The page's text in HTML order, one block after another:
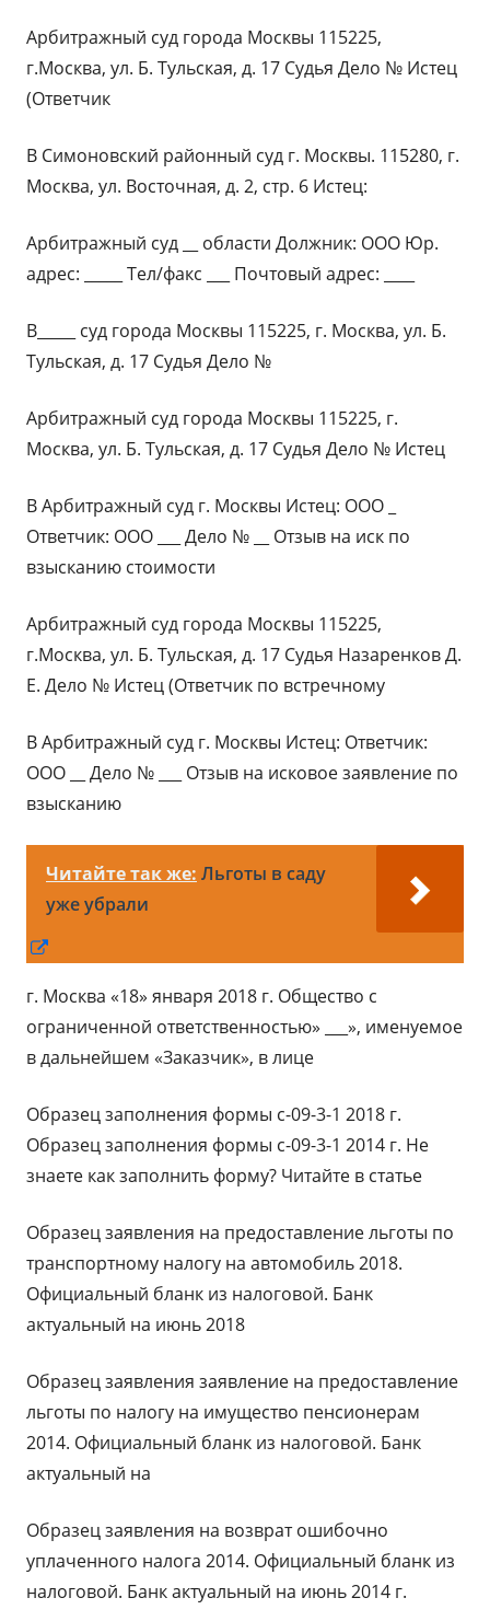
Арбитражный суд города Москвы 115225,
г.Москва, ул. Б. Тульская, д. 17 Судья Дело № Истец
(Ответчик
В Симоновский районный суд г. Москвы. 115280, г.
Москва, ул. Восточная, д. 2, стр. 6 Истец:
Арбитражный суд __ области Должник: ООО Юр.
адрес: _____ Тел/факс ___ Почтовый адрес: ____
В_____ суд города Москвы 115225, г. Москва, ул. Б.
Тульская, д. 17 Судья Дело №
Арбитражный суд города Москвы 115225, г.
Москва, ул. Б. Тульская, д. 17 Судья Дело № Истец
В Арбитражный суд г. Москвы Истец: ООО _
Ответчик: ООО ___ Дело № __ Отзыв на иск по
взысканию стоимости
Арбитражный суд города Москвы 115225,
г.Москва, ул. Б. Тульская, д. 17 Судья Назаренков Д.
Е. Дело № Истец (Ответчик по встречному
В Арбитражный суд г. Москвы Истец: Ответчик:
ООО __ Дело № ___ Отзыв на исковое заявление по
взысканию
Читайте так же: Льготы в саду
уже убрали
новом
окне
г. Москва «18» января 2018 г. Общество с
ограниченной ответственностью» ___», именуемое
в дальнейшем «Заказчик», в лице
Образец заполнения формы с-09-3-1 2018 г.
Образец заполнения формы с-09-3-1 2014 г. Не
знаете как заполнить форму? Читайте в статье
Образец заявления на предоставление льготы по
транспортному налогу на автомобиль 2018.
Официальный бланк из налоговой. Банк
актуальный на июнь 2018
Образец заявления заявление на предоставление
льготы по налогу на имущество пенсионерам
2014. Официальный бланк из налоговой. Банк
актуальный на
Образец заявления на возврат ошибочно
уплаченного налога 2014. Официальный бланк из
налоговой. Банк актуальный на июнь 2014 г.